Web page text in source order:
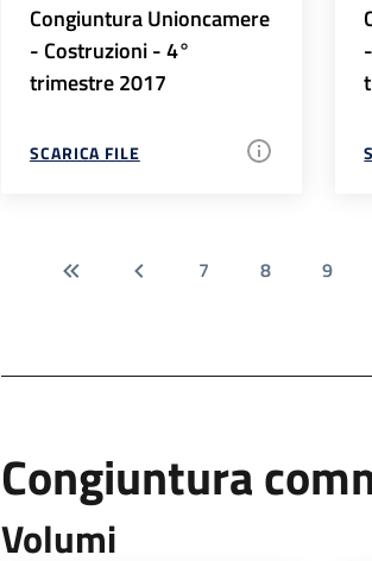
Congiuntura Unioncamere
- Costruzioni - 4°
trimestre 2017
SCARICA FILE
7 8 9
Congiuntura
Volumi